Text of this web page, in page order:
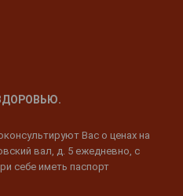
Вас о ценах на
вал, д. 5 ежедневно, с
себе иметь паспорт